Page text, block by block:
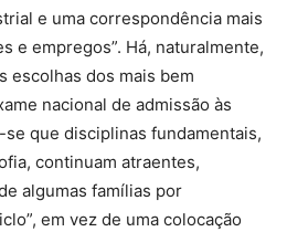
e uma correspondência mais
e empregos”. Há, naturalmente,
escolhas dos mais bem
nacional de admissão às
que disciplinas fundamentais,
continuam atraentes,
algumas famílias por
em vez de uma colocação